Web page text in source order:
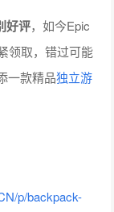
好评，如今Epic
领取，错过可能
一款精品独立游
p/backpack-